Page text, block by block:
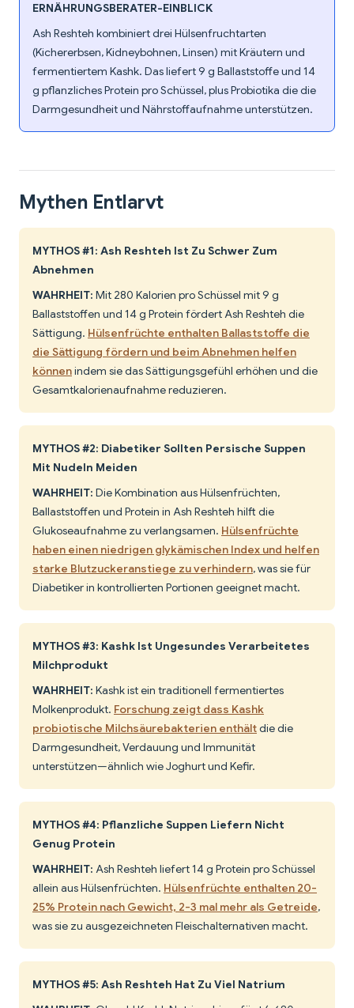
ERNÄHRUNGSBERATER-EINBLICK
Ash Reshteh kombiniert drei Hülsenfruchtarten
(Kichererbsen, Kidneybohnen, Linsen) mit Kräutern und
fermentiertem Kashk. Das liefert 9 g Ballaststoffe und 14
g pflanzliches Protein pro Schüssel, plus Probiotika die die
Darmgesundheit und Nährstoffaufnahme unterstützen.
Mythen Entlarvt
MYTHOS #1: Ash Reshteh Ist Zu Schwer Zum
Abnehmen
WAHRHEIT: Mit 280 Kalorien pro Schüssel mit 9 g
Ballaststoffen und 14 g Protein fördert Ash Reshteh die
Sättigung. Hülsenfrüchte enthalten Ballaststoffe die
die Sättigung fördern und beim Abnehmen helfen
könnenindem sie das Sättigungsgefühl erhöhen und die
Gesamtkalorienaufnahme reduzieren.
MYTHOS #2: Diabetiker Sollten Persische Suppen
Mit Nudeln Meiden
WAHRHEIT: Die Kombination aus Hülsenfrüchten,
Ballaststoffen und Protein in Ash Reshteh hilft die
Glukoseaufnahme zu verlangsamen. Hülsenfrüchte
haben einen niedrigen glykämischen Index und helfen
starke Blutzuckeranstiege zu verhindern, was sie für
Diabetiker in kontrollierten Portionen geeignet macht.
MYTHOS #3: Kashk Ist Ungesundes Verarbeitetes
Milchprodukt
WAHRHEIT: Kashk ist ein traditionell fermentiertes
Molkenprodukt. Forschung zeigt dass Kashk
probiotische Milchsäurebakterien enthältdie die
Darmgesundheit, Verdauung und Immunität
unterstützen—ähnlich wie Joghurt und Kefir.
MYTHOS #4: Pflanzliche Suppen Liefern Nicht
Genug Protein
WAHRHEIT: Ash Reshteh liefert 14 g Protein pro Schüssel
allein aus Hülsenfrüchten. Hülsenfrüchte enthalten 20-
25% Protein nach Gewicht, 2-3 mal mehr als Getreide,
was sie zu ausgezeichneten Fleischalternativen macht.
MYTHOS #5: Ash Reshteh Hat Zu Viel Natrium